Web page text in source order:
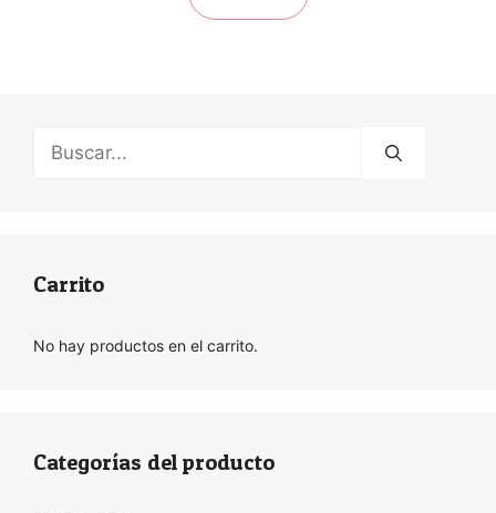
Buscar:
Carrito
No hay productos en el carrito.
Categorías del producto